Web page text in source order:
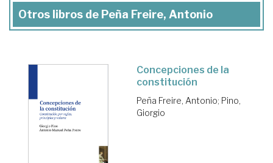
Otros libros de Peña Freire, Antonio
Concepciones de la
constitución
Peña Freire, Antonio; Pino,
Giorgio